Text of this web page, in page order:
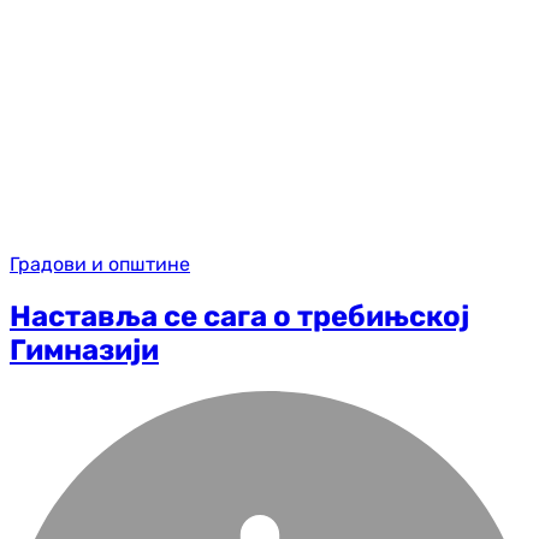
Градови и општине
Наставља се сага о требињској
Гимназији